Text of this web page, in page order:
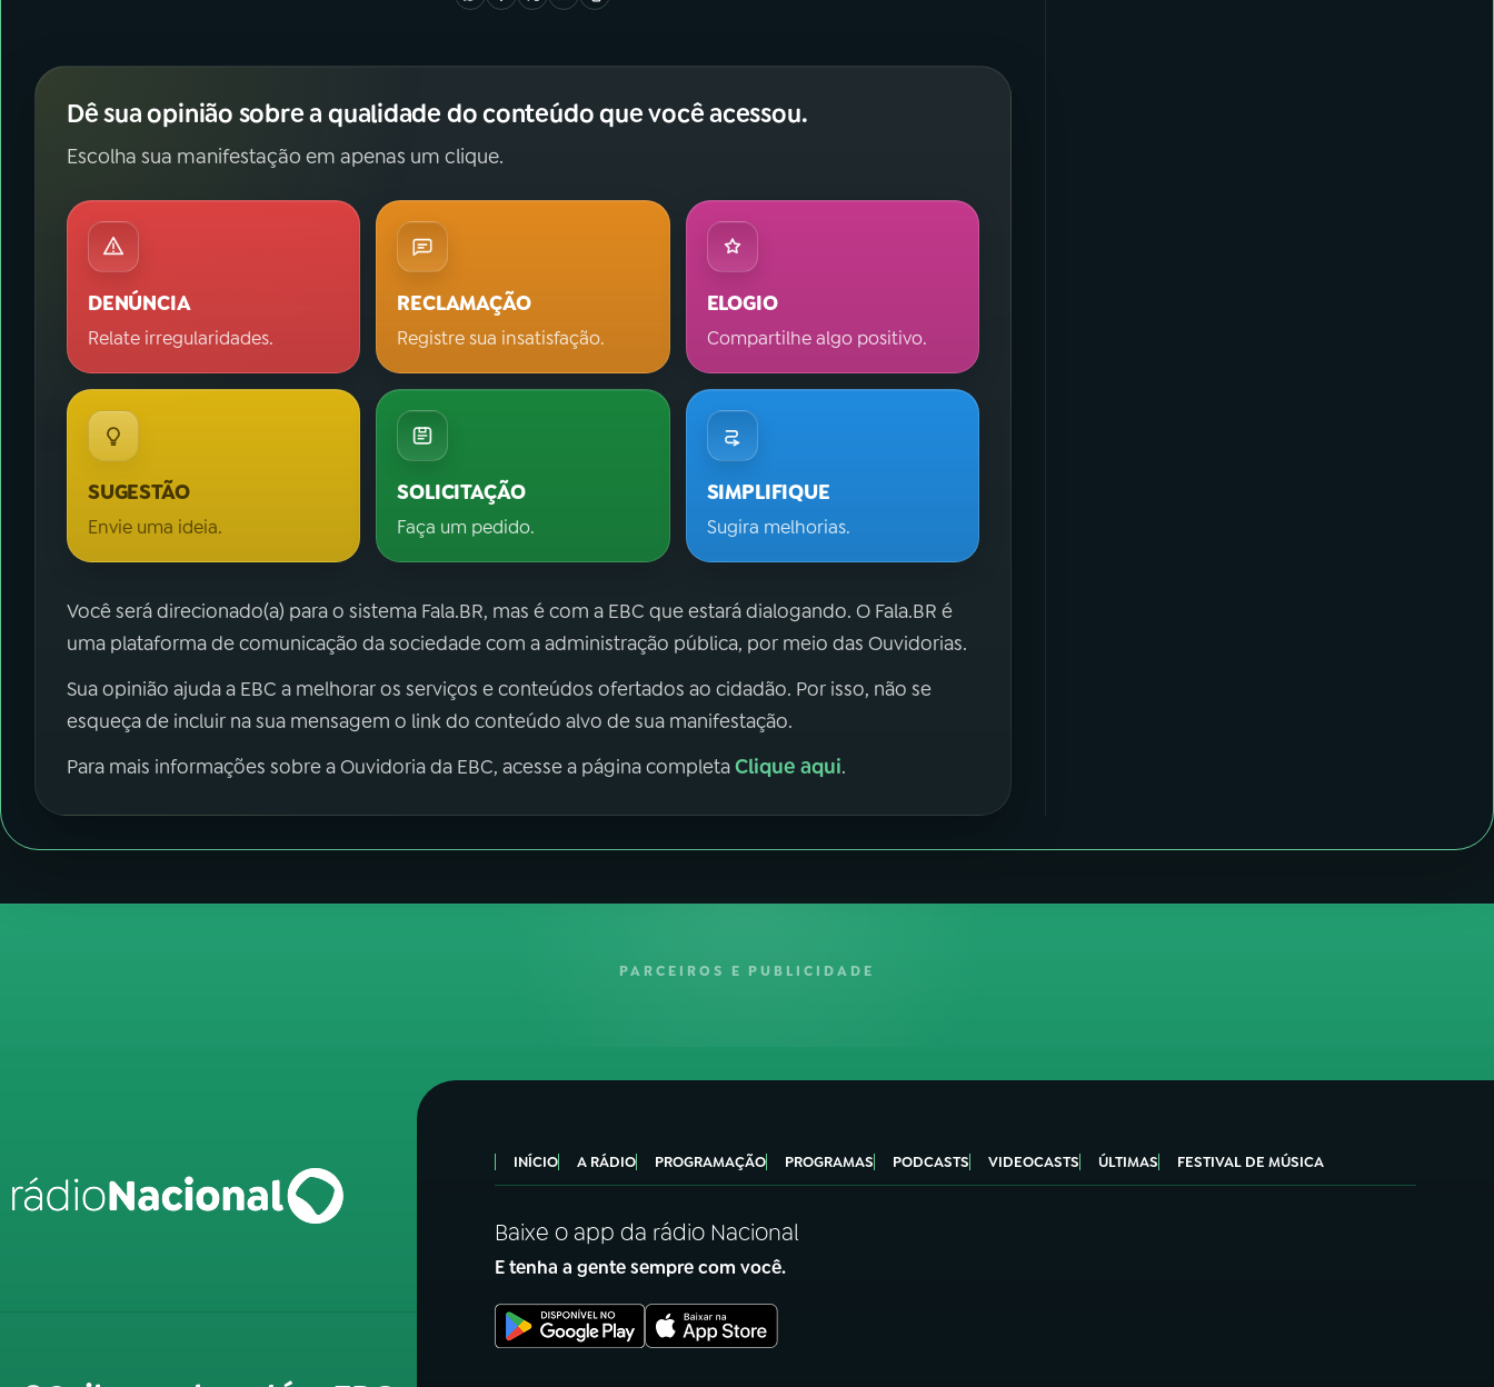
Dê sua opinião sobre a qualidade do conteúdo que você acessou.
Escolha sua manifestação em apenas um clique.
DENÚNCIA
Relate irregularidades.
RECLAMAÇÃO
Registre sua insatisfação.
ELOGIO
Compartilhe algo positivo.
SUGESTÃO
Envie uma ideia.
SOLICITAÇÃO
Faça um pedido.
SIMPLIFIQUE
Sugira melhorias.
Você será direcionado(a) para o sistema Fala.BR, mas é com a EBC que estará dialogando. O Fala.BR é
uma plataforma de comunicação da sociedade com a administração pública, por meio das Ouvidorias.
Sua opinião ajuda a EBC a melhorar os serviços e conteúdos ofertados ao cidadão. Por isso, não se
esqueça de incluir na sua mensagem o link do conteúdo alvo de sua manifestação.
Para mais informações sobre a Ouvidoria da EBC, acesse a página completaClique aqui.
PARCEIROS E PUBLICIDADE
INÍCIO A RÁDIO PROGRAMAÇÃO PROGRAMAS PODCASTS VIDEOCASTS ÚLTIMAS FESTIVAL DE MÚSICA
Baixe o app da rádio Nacional
E tenha a gente sempre com você.